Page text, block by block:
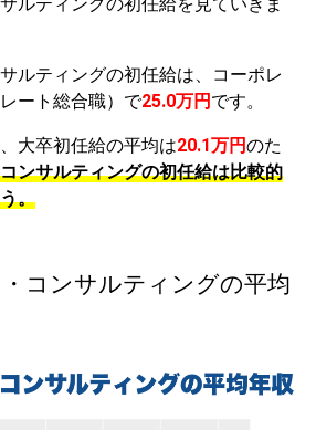
ルティングの初任給は、コーポレ
ート総合職）で25.0万円 です。
大卒初任給の平均は20.1万円のた
ンサルティングの初任給は比較的
。
コンサルティングの平均